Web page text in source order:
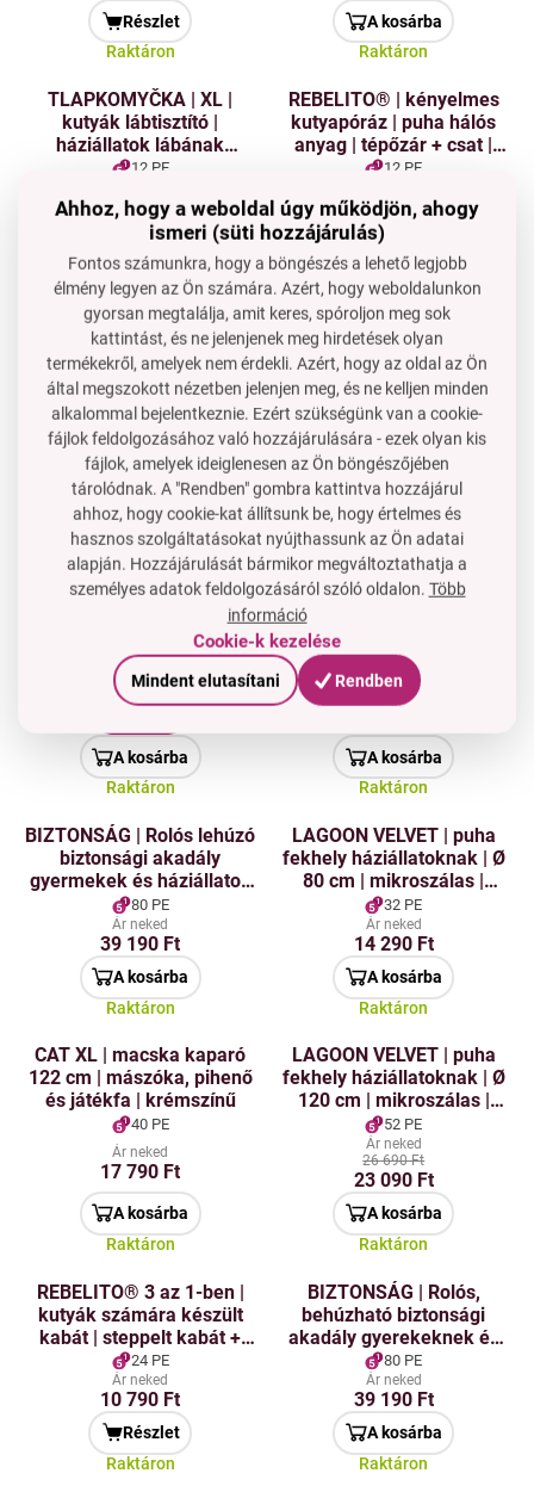
Részlet
Raktáron
A kosárba
Raktáron
TLAPKOMYČKA | XL |
kutyák lábtisztító |
háziállatok lábának
könnyű mosása
12 PE
5 890 Ft
A kosárba
Raktáron
REBELITO® | kényelmes
kutyapóráz | puha hálós
anyag | tépőzár + csat |
türkiz
12 PE
5 890 Ft
Részlet
Raktáron
PET SHOP | XL tál
kutyáknak és macskáknak
| 800 ml | kék
2 PE
Akció 9%
1 090 Ft
990 Ft
A kosárba
Raktáron
BIZTONSÁG | Rolós
lehúzható biztonsági
akadály gyermekek és
háziállatok számára
80 PE
39 190 Ft
A kosárba
Raktáron
PET SHOP | XL tál kutyák
és macskák számára | 800
Akció 9%
1 090 Ft
A kosárba
Raktáron
TLAPKOMYČKA | M méret |
kutyák tappancs tisztító |
tappancsainak könnyű
mosása
Ár neked
5 490 Ft
A kosárba
Raktáron
BIZTONSÁG | Rolós lehúzó
biztonsági akadály
gyermekek és háziállatok
számára
80 PE
Ár neked
39 190 Ft
A kosárba
Raktáron
LAGOON VELVET | puha
fekhely háziállatoknak | Ø
80 cm | mikroszálas |
fekete
32 PE
Ár neked
14 290 Ft
A kosárba
Raktáron
CAT XL | macska kaparó
122 cm | mászóka, pihenő
és játékfa | krémszínű
40 PE
Ár neked
17 790 Ft
A kosárba
Raktáron
LAGOON VELVET | puha
fekhely háziállatoknak | Ø
120 cm | mikroszálas |
csokoládé
52 PE
Ár neked
26 690 Ft
23 090 Ft
A kosárba
Raktáron
REBELITO® 3 az 1-ben |
kutyák számára készült
kabát | steppelt kabát +
hám & póráz | zöld-khaki
24 PE
Ár neked
10 790 Ft
Részlet
Raktáron
BIZTONSÁG | Rolós,
behúzható biztonsági
akadály gyerekeknek és
háziállatoknak
80 PE
Ár neked
39 190 Ft
A kosárba
Raktáron
Ahhoz, hogy a weboldal úgy működjön, ahogy
ismeri (süti hozzájárulás)
Fontos számunkra, hogy a böngészés a lehető legjobb
élmény legyen az Ön számára. Azért, hogy weboldalunkon
gyorsan megtalálja, amit keres, spóroljon meg sok
kattintást, és ne jelenjenek meg hirdetések olyan
termékekről, amelyek nem érdekli. Azért, hogy az oldal az Ön
által megszokott nézetben jelenjen meg, és ne kelljen minden
alkalommal bejelentkeznie. Ezért szükségünk van a cookie-
fájlok feldolgozásához való hozzájárulására - ezek olyan kis
fájlok, amelyek ideiglenesen az Ön böngészőjében
tárolódnak. A "Rendben" gombra kattintva hozzájárul
ahhoz, hogy cookie-kat állítsunk be, hogy értelmes és
hasznos szolgáltatásokat nyújthassunk az Ön adatai
alapján. Hozzájárulását bármikor megváltoztathatja a
személyes adatok feldolgozásáról szóló oldalon. Több
információ
Cookie-k kezelése
Mindent elutasítani Rendben